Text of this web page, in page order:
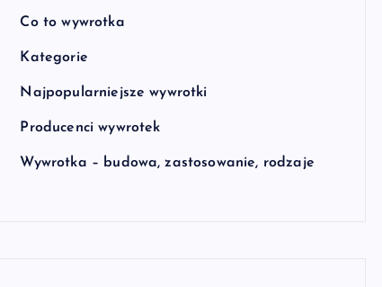
Co to wywrotka
Kategorie
Najpopularniejsze wywrotki
Producenci wywrotek
Wywrotka – budowa, zastosowanie, rodzaje